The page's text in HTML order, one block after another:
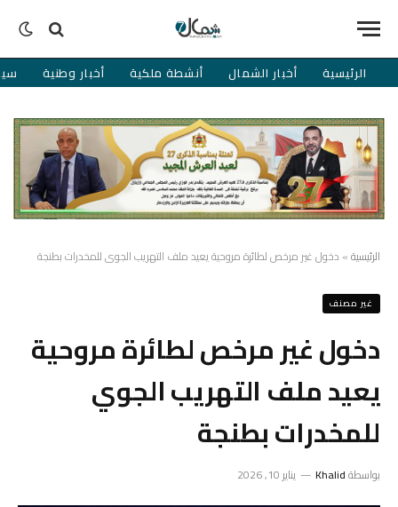
الرئيسية أخبار الشمال أنشطة ملكية أخبار وطنية
الرئيسية» دخول غير مرخص لطائرة مروحية يعيد ملف التهريب الجوي للمخدرات بطنجة
غير مصنف
دخول غير مرخص لطائرة مروحية
يعيد ملف التهريب الجوي
للمخدرات بطنجة
بواسطةKhalid يناير 10, 2026